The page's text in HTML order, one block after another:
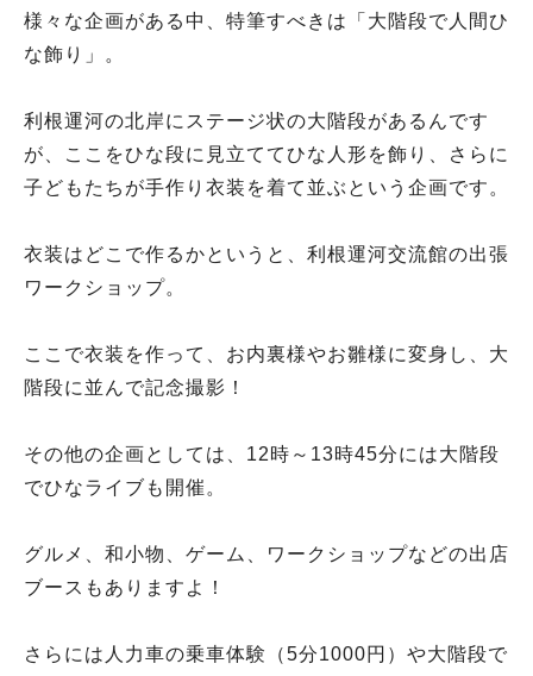
様々な企画がある中、特筆すべきは「大階段で人間ひ
な飾り」。
利根運河の北岸にステージ状の大階段があるんです
が、ここをひな段に見立ててひな人形を飾り、さらに
子どもたちが手作り衣装を着て並ぶという企画です。
衣装はどこで作るかというと、利根運河交流館の出張
ワークショップ。
ここで衣装を作って、お内裏様やお雛様に変身し、大
階段に並んで記念撮影！
その他の企画としては、12時～13時45分には大階段
でひなライブも開催。
グルメ、和小物、ゲーム、ワークショップなどの出店
ブースもありますよ！
さらには人力車の乗車体験（5分1000円）や大階段で